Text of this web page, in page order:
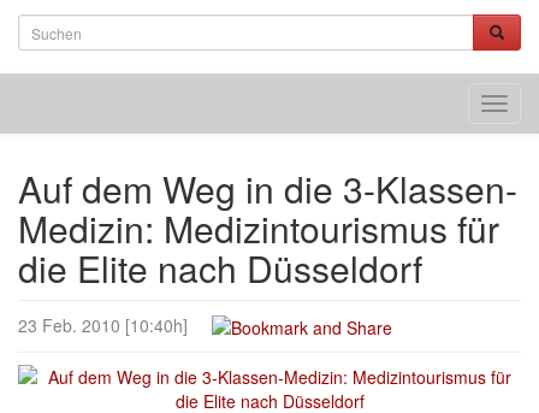
Auf dem Weg in die 3-Klassen-
Medizin: Medizintourismus für
die Elite nach Düsseldorf
23 Feb. 2010 [10:40h]